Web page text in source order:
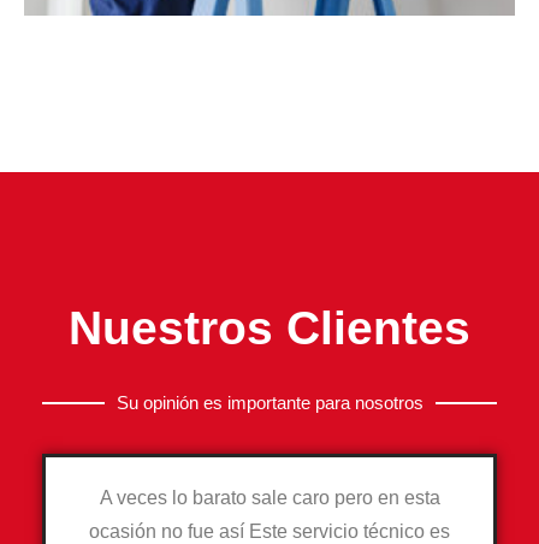
Nuestros Clientes
Su opinión es importante para nosotros
A veces lo barato sale caro pero en esta
ocasión no fue así Este servicio técnico es